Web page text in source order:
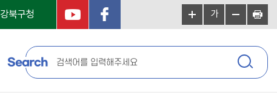
강북구청 가
Search